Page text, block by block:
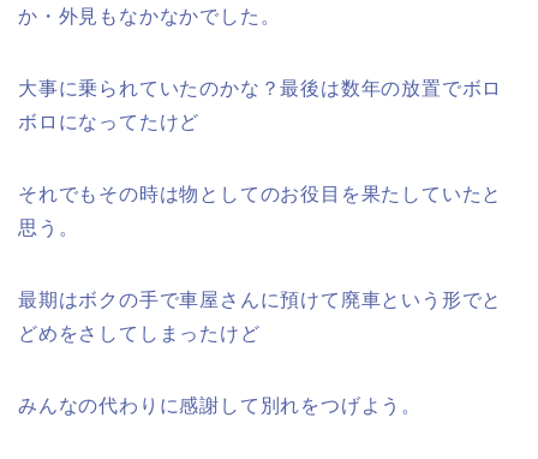
か・外見もなかなかでした。
大事に乗られていたのかな？最後は数年の放置でボロ
ボロになってたけど
それでもその時は物としてのお役目を果たしていたと
思う。
最期はボクの手で車屋さんに預けて廃車という形でと
どめをさしてしまったけど
みんなの代わりに感謝して別れをつげよう。